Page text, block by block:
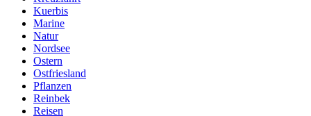
Kuerbis
Marine
Natur
Nordsee
Ostern
Ostfriesland
Pflanzen
Reinbek
Reisen